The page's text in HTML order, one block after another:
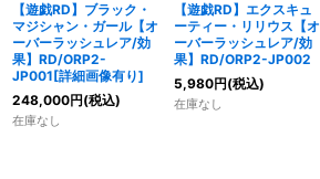
【遊戯RD】ブラック・
マジシャン・ガール【オ
ーバーラッシュレア/効
果】RD/ORP2-
JP001[詳細画像有り]
248,000円(税込)
在庫なし
【遊戯RD】エクスキュ
ーティー・リリウス【オ
ーバーラッシュレア/効
果】RD/ORP2-JP002
5,980円(税込)
在庫なし